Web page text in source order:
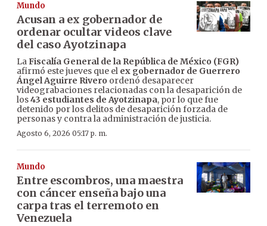
Mundo
Acusan a ex gobernador de
ordenar ocultar videos clave
del caso Ayotzinapa
LaFiscalía General de la República de México (FGR)
afirmó este jueves que el ex gobernador de Guerrero
Ángel Aguirre Rivero ordenó desaparecer
videograbaciones relacionadas con la desaparición de
los43 estudiantes de Ayotzinapa, por lo que fue
detenido por los delitos de desaparición forzada de
personas y contra la administración de justicia.
Agosto 6, 2026 05:17 p. m.
Mundo
Entre escombros, una maestra
con cáncer enseña bajo una
carpa tras el terremoto en
Venezuela